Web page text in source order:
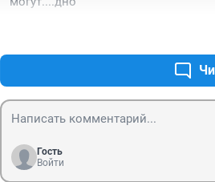
Гость
Войти